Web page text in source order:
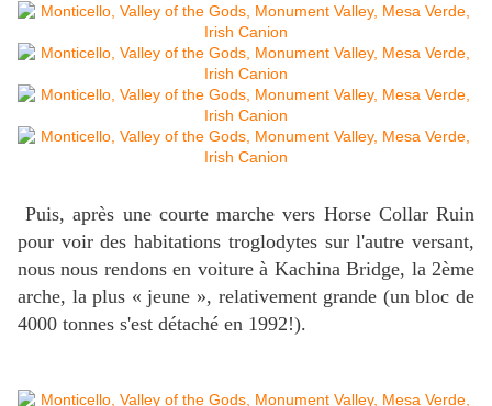
Puis, après une courte marche vers Horse Collar Ruin
pour voir des habitations troglodytes sur l'autre versant,
nous nous rendons en voiture à Kachina Bridge, la 2ème
arche, la plus « jeune », relativement grande (un bloc de
4000 tonnes s'est détaché en 1992!).